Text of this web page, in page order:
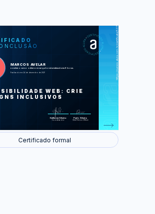
MARCOS AVELAR
concluiu o curso online com carga horária estimada em 6 horas.
Finalizado em 24 de dezembro de 2021
WEB: CRIE
INCLUSIVOS
Guilherme Silveira
Coordenador
Paulo Silveira
Chief Vision Officer
https://cursos.alura.com.br/certificate/5372d23f-e414-4121-9273-d8cbaa580320
LAS
Acessibilidade e autismo
Surdez
Certificado formal